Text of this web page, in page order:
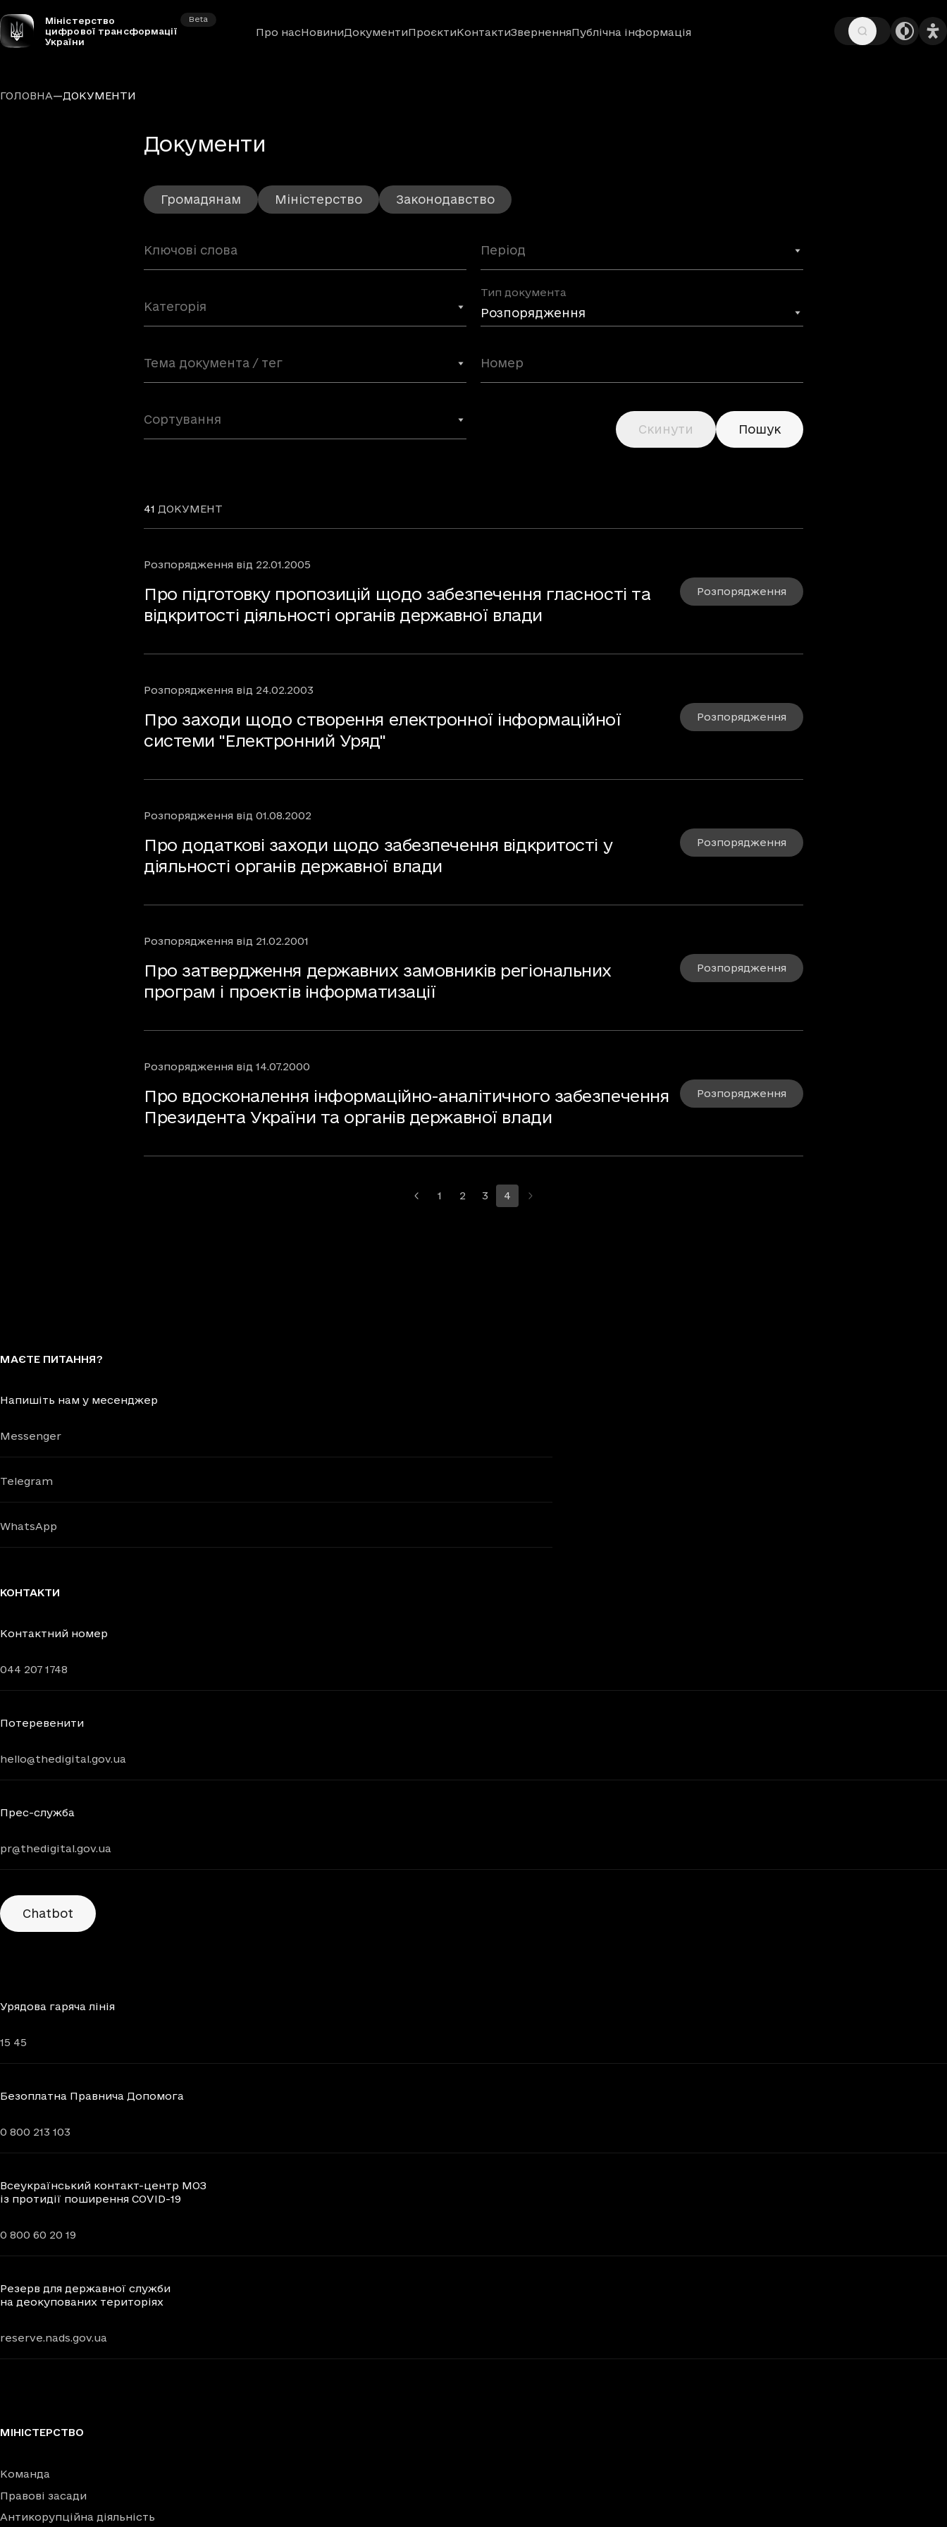
Міністерство
цифрової трансформації
України
Beta
Про насНовиниДокументиПроєктиКонтактиЗверненняПублічна інформація
ГОЛОВНА—ДОКУМЕНТИ
Документи
Громадянам Міністерство Законодавство
Період
Категорія
Тип документа
Розпорядження
Тема документа / тег
Сортування
Скинути Пошук
41 ДОКУМЕНТ
Розпорядження від 22.01.2005
Про підготовку пропозицій щодо забезпечення гласності та
відкритості діяльності органів державної влади
Розпорядження
Розпорядження від 24.02.2003
Про заходи щодо створення електронної інформаційної
системи "Електронний Уряд"
Розпорядження
Розпорядження від 01.08.2002
Про додаткові заходи щодо забезпечення відкритості у
діяльності органів державної влади
Розпорядження
Розпорядження від 21.02.2001
Про затвердження державних замовників регіональних
програм і проектів інформатизації
Розпорядження
Розпорядження від 14.07.2000
Про вдосконалення інформаційно-аналітичного забезпечення
Президента України та органів державної влади
Розпорядження
1 2 3 4
МАЄТЕ ПИТАННЯ?
Напишіть нам у месенджер
Messenger
Telegram
WhatsApp
КОНТАКТИ
Контактний номер
044 207 1748
Потеревенити
hello@thedigital.gov.ua
Прес-служба
pr@thedigital.gov.ua
Chatbots
Chatbot
Урядова гаряча лінія
15 45
Безоплатна Правнича Допомога
0 800 213 103
Всеукраїнський контакт-центр МОЗ
із протидії поширення COVID-19
0 800 60 20 19
Резерв для державної служби
на деокупованих територіях
reserve.nads.gov.ua
МІНІСТЕРСТВО
Команда
Правові засади
Антикорупційна діяльність